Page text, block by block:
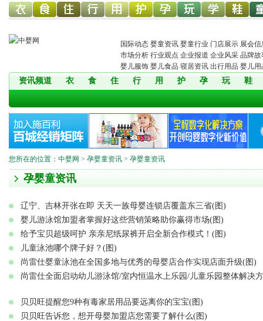
饰网 品网 具网 品网 护网 网 具网 育 鞋网 装
国际动态 婴童资讯 婴童行业 门店展示 展会信
市场分析 行业观点 企业报道 企业风采 品牌故
婴儿服饰 婴儿食品 寝居资讯 出行用品 婴儿用
资讯频道 衣 食 住 行 用 护 孕 玩 鞋
您所在的位置： 中婴网 > 孕婴童资讯 > 孕婴童资讯
孕婴童资讯
辽宁、吉林开张在即 天天一族母婴连锁店覆盖东三省(图)
婴儿游泳馆加盟者掌握好这些营销策略助你赢得市场(图)
给予宝贝超级呵护 亲亲尼纸尿裤开启全新合作模式！(图)
儿童泳池哪个牌子好？(图)
尚雷仕婴童泳池在全国多地与优秀的母婴店合作实现店面升级(图)
尚雷仕全面启动幼儿游泳馆/室内恒温水上乐园/儿童乐园整体解决
贝贝旺提醒您9种有毒家居用品要远离你的宝宝(图)
贝贝旺告诉您，想开母婴加盟店您需要了解什么(图)